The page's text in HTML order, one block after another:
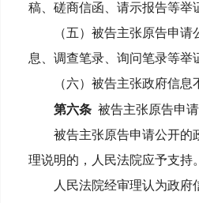
稿、磋商信函、请示报告等举
（五）被告主张原告申请公
息、调查笔录、询问笔录等举
（六）被告主张政府信息不
第六条 被告主张原告申
被告主张原告申请公开的政
理说明的，人民法院应予支持。
人民法院经审理认为政府信